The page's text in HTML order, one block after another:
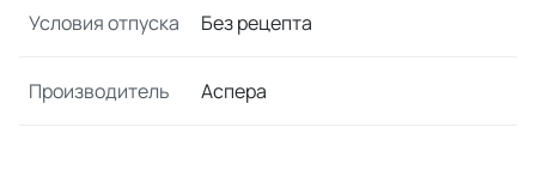
Условия отпуска Без рецепта
Производитель Аспера